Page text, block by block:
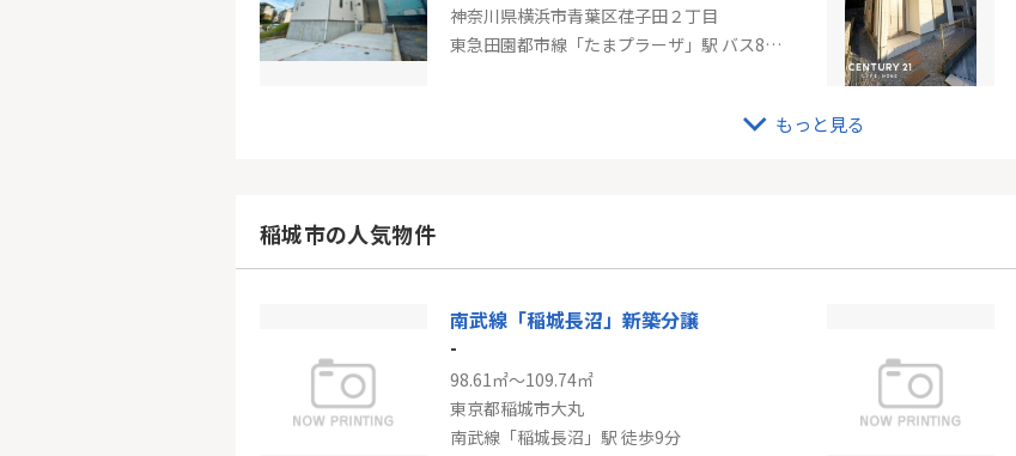
神奈川県横浜市青葉区荏子田２丁目
東急田園都市線「たまプラーザ」駅 バス8分 「荏子田二丁目」 停歩3分
もっと見る
稲城市の人気物件
南武線「稲城長沼」新築分譲
-
98.61㎡～109.74㎡
東京都稲城市大丸
南武線「稲城長沼」駅 徒歩9分